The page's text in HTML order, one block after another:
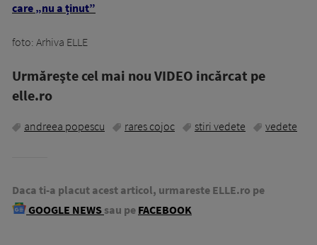
care „nu a ținut”
foto: Arhiva ELLE
Urmăreşte cel mai nou VIDEO incărcat pe
elle.ro
andreea popescu rares cojoc stiri vedete vedete
Daca ti-a placut acest articol, urmareste ELLE.ro pe
GOOGLE NEWS sau pe FACEBOOK